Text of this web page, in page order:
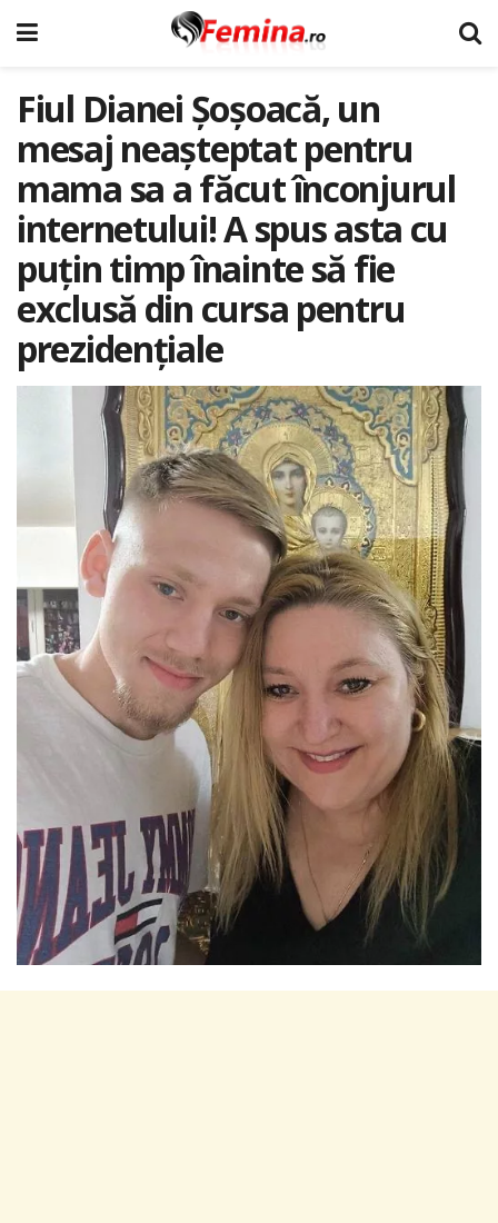
Fiul Dianei Șoșoacă, un
mesaj neașteptat pentru
mama sa a făcut înconjurul
internetului! A spus asta cu
puțin timp înainte să fie
exclusă din cursa pentru
prezidențiale